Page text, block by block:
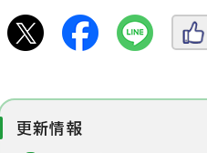
更新情報